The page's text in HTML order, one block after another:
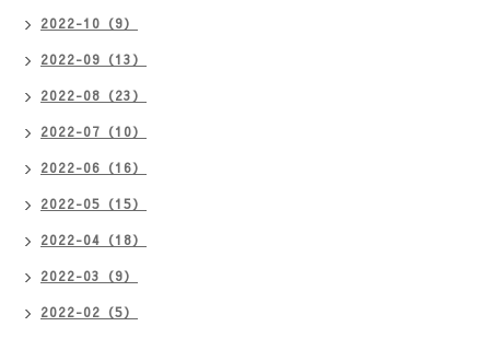
2022-10（9）
2022-09（13）
2022-08（23）
2022-07（10）
2022-06（16）
2022-05（15）
2022-04（18）
2022-03（9）
2022-02（5）